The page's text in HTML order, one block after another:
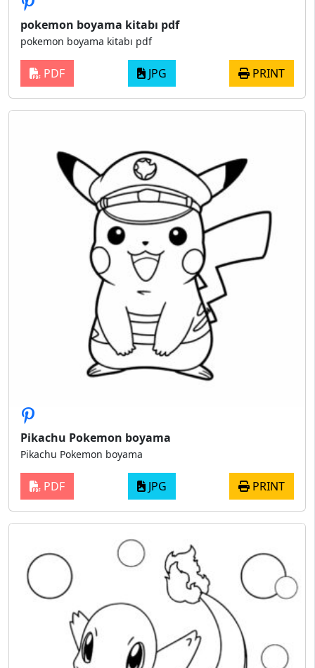
pokemon boyama kitabı pdf
pokemon boyama kitabı pdf
PDF JPG PRINT
Pikachu Pokemon boyama
Pikachu Pokemon boyama
PDF JPG PRINT